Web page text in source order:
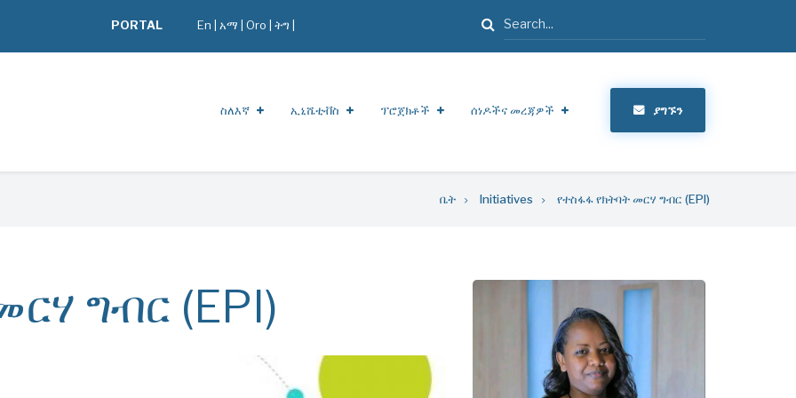
PORTAL En አማ Oro ትግ | ፈልግ
ስለእኛ ኢኒሼቲቭስ ፕሮጀክቶች ሰነዶችና መረጃዎች ያግኙን
ቤት Initiatives የተስፋፋ የክትባት መርሃ ግብር (EPI)
ግብር (EPI)